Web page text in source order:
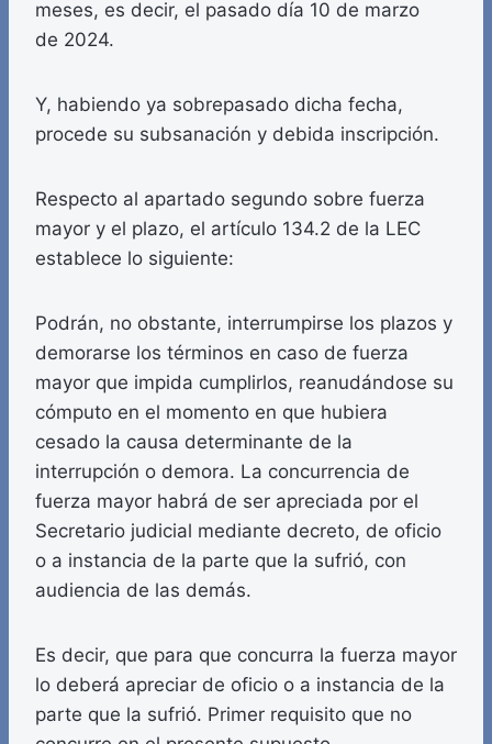
meses, es decir, el pasado día 10 de marzo
de 2024.
Y, habiendo ya sobrepasado dicha fecha,
procede su subsanación y debida inscripción.
Respecto al apartado segundo sobre fuerza
mayor y el plazo, el artículo 134.2 de la LEC
establece lo siguiente:
Podrán, no obstante, interrumpirse los plazos y
demorarse los términos en caso de fuerza
mayor que impida cumplirlos, reanudándose su
cómputo en el momento en que hubiera
cesado la causa determinante de la
interrupción o demora. La concurrencia de
fuerza mayor habrá de ser apreciada por el
Secretario judicial mediante decreto, de oficio
o a instancia de la parte que la sufrió, con
audiencia de las demás.
Es decir, que para que concurra la fuerza mayor
lo deberá apreciar de oficio o a instancia de la
parte que la sufrió. Primer requisito que no